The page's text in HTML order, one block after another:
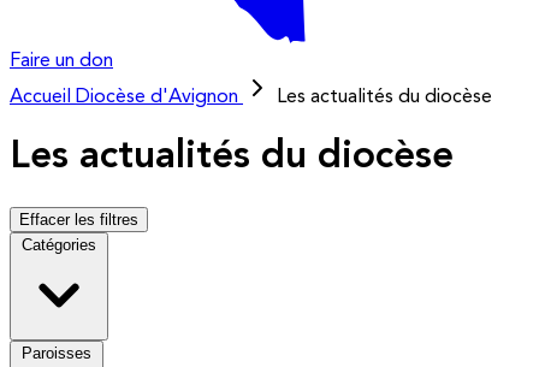
Faire un don
Accueil
Diocèse d'Avignon Les actualités du diocèse
Les actualités du diocèse
Effacer les filtres
Catégories
Paroisses